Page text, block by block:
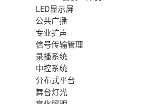
LED显示屏
公共广播
专业扩声
信号传输管理
录播系统
中控系统
分布式平台
舞台灯光